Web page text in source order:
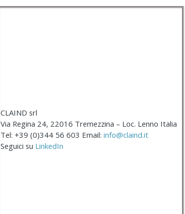
CLAIND srl
Via Regina 24, 22016 Tremezzina – Loc. Lenno Italia
Tel: +39 (0)344 56 603 Email: info@claind.it
Seguici su LinkedIn